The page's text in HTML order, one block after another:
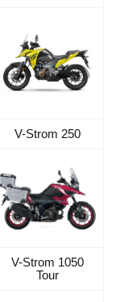
V-Strom 250
V-Strom 1050
Tour